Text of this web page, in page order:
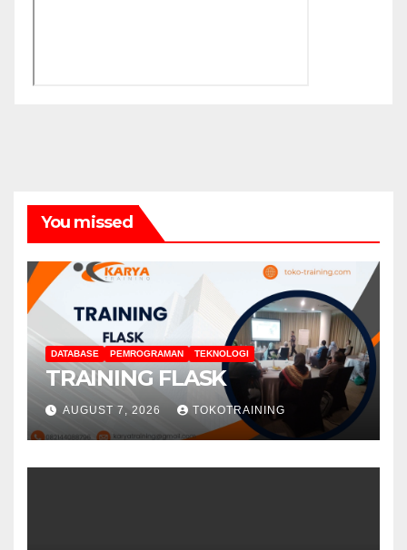
You missed
DATABASE PEMROGRAMAN TEKNOLOGI
TRAINING FLASK
AUGUST 7, 2026 TOKOTRAINING